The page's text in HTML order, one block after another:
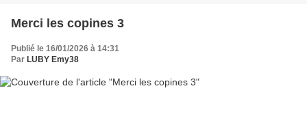
Merci les copines 3
Publié le 16/01/2026 à 14:31
Par LUBY Emy38